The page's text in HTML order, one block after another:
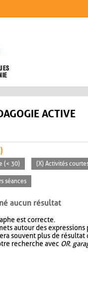
ACTIVE
(< 30) (X) Activités
séances
aucun résultat
est correcte.
autour des
souvent plus de résultat
recherche avec OR.